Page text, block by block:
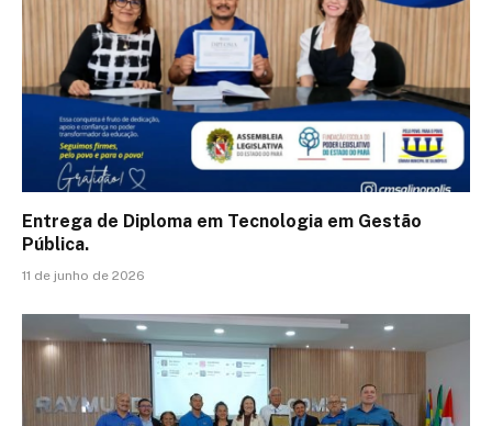
Entrega de Diploma em Tecnologia em Gestão
Pública.
11 de junho de 2026